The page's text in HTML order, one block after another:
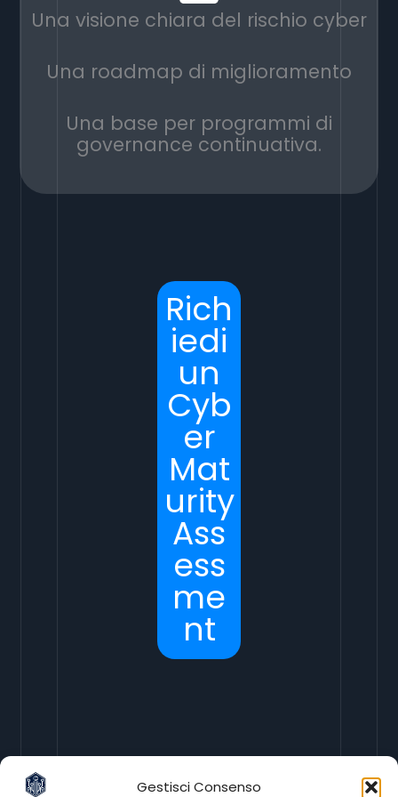
Gestisci Consenso
Una visione chiara del rischio cyber
Una roadmap di miglioramento
Una base per programmi di
governance continuativa.
Rich
iedi
un
Cyb
er
Mat
urity
Ass
ess
me
nt